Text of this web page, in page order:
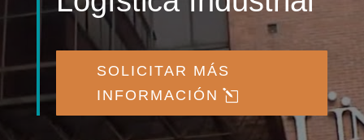
SOLICITAR MÁS
INFORMACIÓN